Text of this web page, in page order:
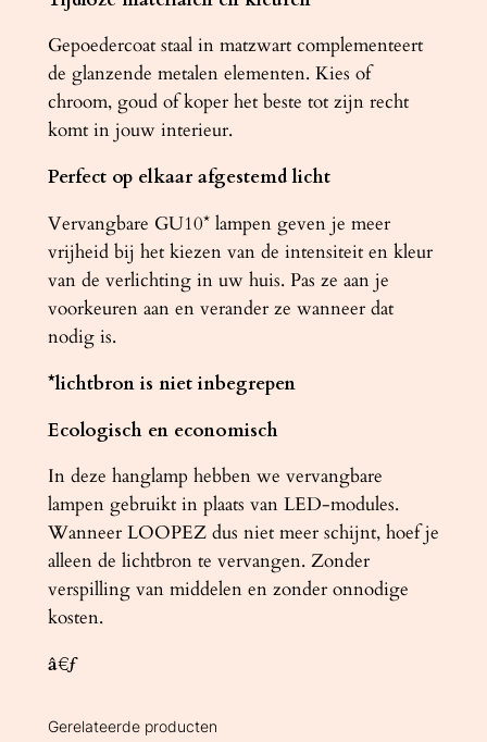
Gepoedercoat staal in matzwart complementeert
de glanzende metalen elementen. Kies of
chroom, goud of koper het beste tot zijn recht
komt in jouw interieur.
Perfect op elkaar afgestemd licht
Vervangbare GU10* lampen geven je meer
vrijheid bij het kiezen van de intensiteit en kleur
van de verlichting in uw huis. Pas ze aan je
voorkeuren aan en verander ze wanneer dat
nodig is.
*lichtbron is niet inbegrepen
Ecologisch en economisch
In deze hanglamp hebben we vervangbare
lampen gebruikt in plaats van LED-modules.
Wanneer LOOPEZ dus niet meer schijnt, hoef je
alleen de lichtbron te vervangen. Zonder
verspilling van middelen en zonder onnodige
kosten.
â€ƒ
Gerelateerde producten